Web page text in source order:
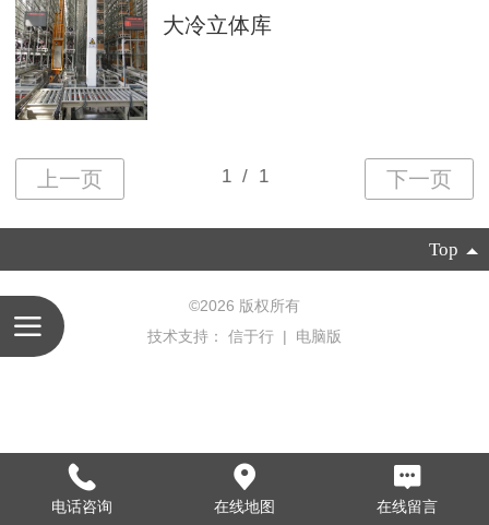
大冷立体库
Top
©2026 版权所有
技术支持： 信于行 | 电脑版
电话咨询 在线地图 在线留言